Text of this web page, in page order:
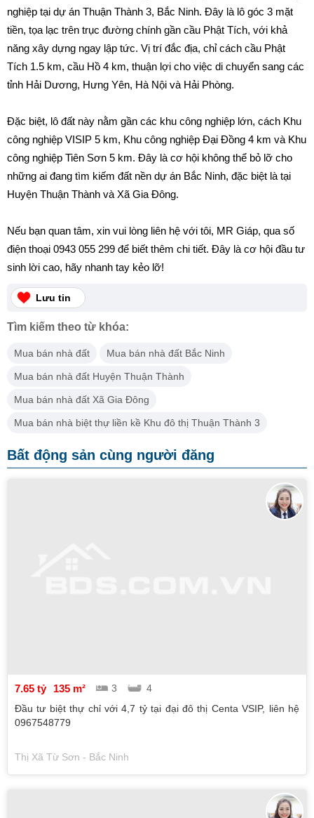
nghiệp tại dự án Thuận Thành 3, Bắc Ninh. Đây là lô góc 3 mặt
tiền, tọa lạc trên trục đường chính gần cầu Phật Tích, với khả
năng xây dựng ngay lập tức. Vị trí đắc địa, chỉ cách cầu Phật
Tích 1.5 km, cầu Hồ 4 km, thuận lợi cho việc di chuyển sang các
tỉnh Hải Dương, Hưng Yên, Hà Nội và Hải Phòng.
Đặc biệt, lô đất này nằm gần các khu công nghiệp lớn, cách Khu
công nghiệp VISIP 5 km, Khu công nghiệp Đại Đồng 4 km và Khu
công nghiệp Tiên Sơn 5 km. Đây là cơ hội không thể bỏ lỡ cho
những ai đang tìm kiếm đất nền dự án Bắc Ninh, đặc biệt là tại
Huyện Thuận Thành và Xã Gia Đông.
Nếu bạn quan tâm, xin vui lòng liên hệ với tôi, MR Giáp, qua số
điện thoại 0943 055 299 để biết thêm chi tiết. Đây là cơ hội đầu tư
sinh lời cao, hãy nhanh tay kẻo lỡ!
Lưu tin
Tìm kiếm theo từ khóa:
Mua bán nhà đất Mua bán nhà đất Bắc Ninh
Mua bán nhà đất Huyện Thuận Thành
Mua bán nhà đất Xã Gia Đông
Mua bán nhà biệt thự liền kề Khu đô thị Thuận Thành 3
Bất động sản cùng người đăng
7.65 tỷ 135 m² 3
4
Đầu tư biệt thự chỉ với 4,7 tỷ tại đại đô thị Centa VSIP, liên hệ
0967548779
Thị Xã Từ Sơn - Bắc Ninh